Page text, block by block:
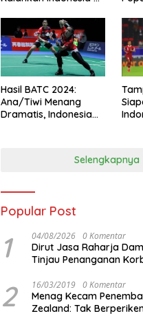
Hasil BATC 2024:
Ana/Tiwi Menang
Dramatis, Indonesia
Selengkapnya
Popular Post
1 04/08/2026 0 Komentar
Dirut Jasa Raharja
Tinjau Penanganan
2 16/03/2019 0 Komentar
Menag Kecam
Zealand: Tak